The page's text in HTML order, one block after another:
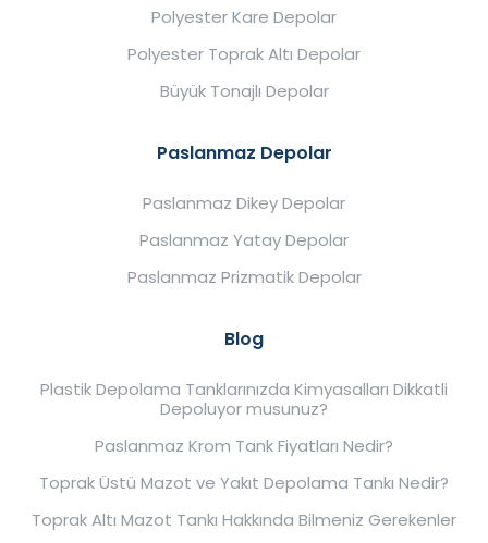
Polyester Kare Depolar
Polyester Toprak Altı Depolar
Büyük Tonajlı Depolar
Paslanmaz Depolar
Paslanmaz Dikey Depolar
Paslanmaz Yatay Depolar
Paslanmaz Prizmatik Depolar
Blog
Plastik Depolama Tanklarınızda Kimyasalları Dikkatli
Depoluyor musunuz?
Paslanmaz Krom Tank Fiyatları Nedir?
Toprak Üstü Mazot ve Yakıt Depolama Tankı Nedir?
Toprak Altı Mazot Tankı Hakkında Bilmeniz Gerekenler